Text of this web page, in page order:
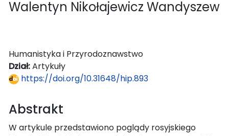
Walentyn Nikołajewicz Wandyszew
Humanistyka i Przyrodoznawstwo
Dział:Artykuły
https://doi.org/10.31648/hip.893
Abstrakt
W artykule przedstawiono poglądy rosyjskiego